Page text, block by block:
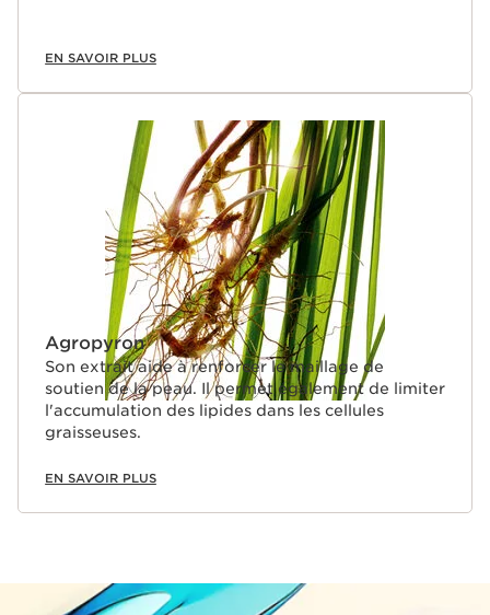
EN SAVOIR PLUS
Agropyron
Son extrait aide à renforcer le maillage de
soutien de la peau. Il permet également de limiter
l'accumulation des lipides dans les cellules
graisseuses.
EN SAVOIR PLUS